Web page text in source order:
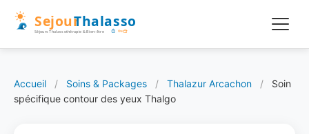
Accueil / Soins & Packages / Thalazur Arcachon /
Soin
spécifique contour des yeux Thalgo